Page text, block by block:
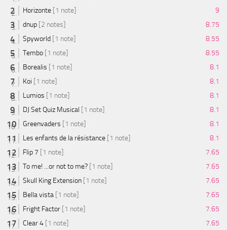
Horizonte [1 note]
9
dnup [2 notes]
8.75
Spyworld [1 note]
8.55
Tembo [1 note]
8.55
Borealis [1 note]
8.1
Koi [1 note]
8.1
Lumios [1 note]
8.1
DJ Set Quiz Musical [1 note]
8.1
Greenvaders [1 note]
8.1
Les enfants de la résistance [1 note]
8.1
Flip 7 [1 note]
7.65
To me! ...or not to me? [1 note]
7.65
Skull King Extension [1 note]
7.65
Bella vista [1 note]
7.65
Fright Factor [1 note]
7.65
Clear 4 [1 note]
7.65